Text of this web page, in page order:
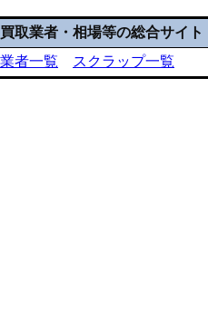
取業者・相場等の総合サイト
者一覧 スクラップ一覧